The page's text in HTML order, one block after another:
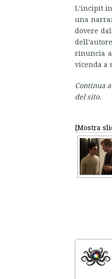
L’incipit
una
dovere
rinuncia
vicenda a
Continua
del sito.
[Mostra